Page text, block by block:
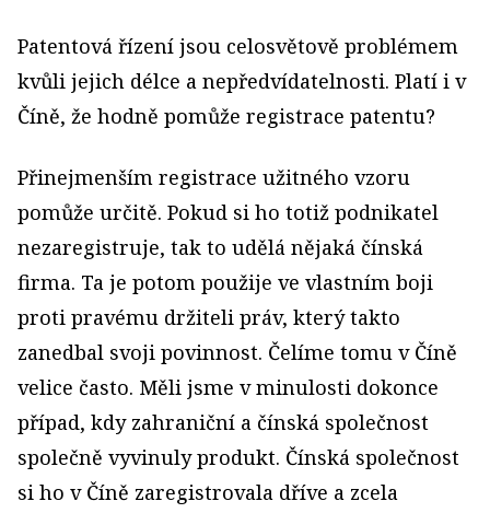
Patentová řízení jsou celosvětově problémem
kvůli jejich délce a nepředvídatelnosti. Platí i v
Číně, že hodně pomůže registrace patentu?
Přinejmenším registrace užitného vzoru
pomůže určitě. Pokud si ho totiž podnikatel
nezaregistruje, tak to udělá nějaká čínská
firma. Ta je potom použije ve vlastním boji
proti pravému držiteli práv, který takto
zanedbal svoji povinnost. Čelíme tomu v Číně
velice často. Měli jsme v minulosti dokonce
případ, kdy zahraniční a čínská společnost
společně vyvinuly produkt. Čínská společnost
si ho v Číně zaregistrovala dříve a zcela